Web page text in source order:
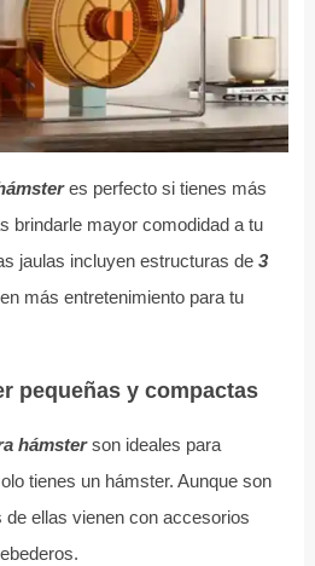
es perfecto si tienes más
brindarle mayor comodidad a tu
jaulas incluyen estructuras de 3
más entretenimiento para tu
pequeñas y compactas
hámsterson ideales para
tienes un hámster. Aunque son
ellas vienen con accesorios